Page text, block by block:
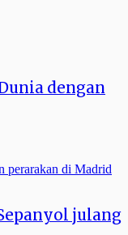
dengan
julang